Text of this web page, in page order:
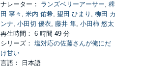
ナレーター： ランズベリーアーサー, 稗
田 寧々 , 米内 佑希, 望田 ひまり , 柳田 カ
ンナ, 小田切 優衣, 藤井 隼, 小田柿 悠太
再生時間： 6 時間 49 分
シリーズ： 塩対応の佐藤さんが俺にだ
け甘い
言語： 日本語